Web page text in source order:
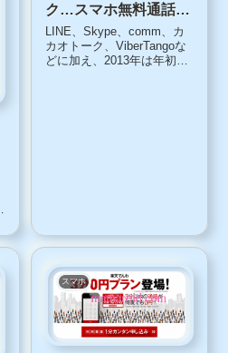
ク…スマホ無料通話ア
プリ比較と使い分け
LINE、Skype、comm、カ
カオトーク、ViberTangoな
どに加え、2013年は年初か
スマホ